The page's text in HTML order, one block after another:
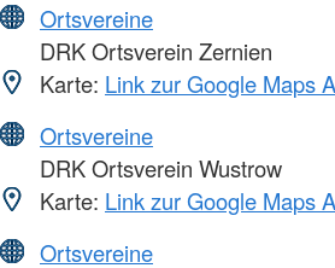
Ortsvereine
DRK Ortsverein Zernien
Karte: Link zur Google Maps
Ortsvereine
DRK Ortsverein Wustrow
Karte: Link zur Google Maps
Ortsvereine